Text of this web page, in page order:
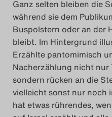
Ganz selten bleiben die
während sie dem
Buspolstern oder an der
bleibt. Im Hintergrund
Erzählte pantomimisch
Nacherzählung nicht nur
sondern rücken an die
vielleicht sonst nur noch
hat etwas rührendes,